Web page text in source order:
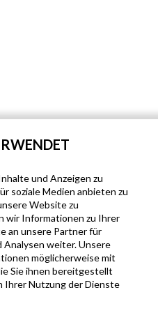
und Anzeigen zu
soziale Medien anbieten zu
Website zu
wir Informationen zu Ihrer
an unsere Partner für
Analysen weiter. Unsere
möglicherweise mit
Sie ihnen bereitgestellt
Ihrer Nutzung der Dienste